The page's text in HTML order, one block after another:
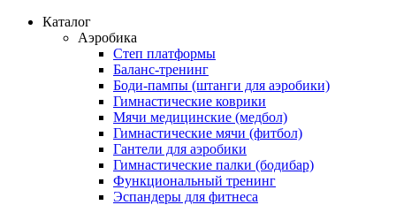
Каталог
Аэробика
Степ платформы
Баланс-тренинг
Боди-пампы (штанги для аэробики)
Гимнастические коврики
Мячи медицинские (медбол)
Гимнастические мячи (фитбол)
Гантели для аэробики
Гимнастические палки (бодибар)
Функциональный тренинг
Эспандеры для фитнеса